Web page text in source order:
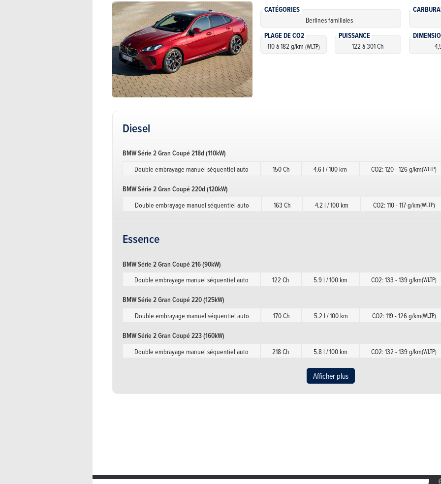
CATÉGORIES
Berlines familiales
PLAGE DE CO2
110 à 182 g/km(WLTP)
PUISSANCE
122 à 301 Ch
Diesel
BMW Série 2 Gran Coupé 218d (110kW)
Double embrayage manuel séquentiel auto 150 Ch 4.6 l / 100 km CO2: 120 - 126 g/km(WLTP)
BMW Série 2 Gran Coupé 220d (120kW)
Double embrayage manuel séquentiel auto 163 Ch 4.2 l / 100 km CO2: 110 - 117 g/km(WLTP)
Essence
BMW Série 2 Gran Coupé 216 (90kW)
Double embrayage manuel séquentiel auto 122 Ch 5.9 l / 100 km CO2: 133 - 139 g/km(WLTP)
BMW Série 2 Gran Coupé 220 (125kW)
Double embrayage manuel séquentiel auto 170 Ch 5.2 l / 100 km CO2: 119 - 126 g/km(WLTP)
BMW Série 2 Gran Coupé 223 (160kW)
Double embrayage manuel séquentiel auto 218 Ch 5.8 l / 100 km CO2: 132 - 139 g/km(WLTP)
Afficher plus